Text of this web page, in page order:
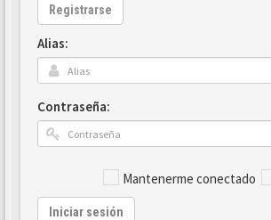
Registrarse
Alias:
Contraseña:
Mantenerme conectado
Iniciar sesión